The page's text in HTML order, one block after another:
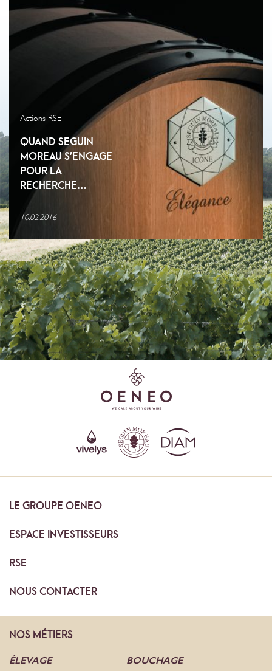
Actions RSE
QUAND SEGUIN
MOREAU S’ENGAGE
POUR LA
RECHERCHE…
10.02.2016
LE GROUPE OENEO
ESPACE INVESTISSEURS
RSE
NOUSCONTACTER
NOS MÉTIERS
ÉLEVAGE BOUCHAGE